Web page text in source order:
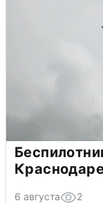
6 августа 2